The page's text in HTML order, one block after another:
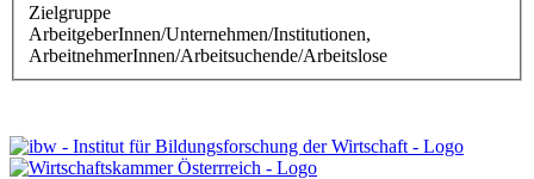
Zielgruppe
ArbeitgeberInnen/Unternehmen/Institutionen,
ArbeitnehmerInnen/Arbeitsuchende/Arbeitslose